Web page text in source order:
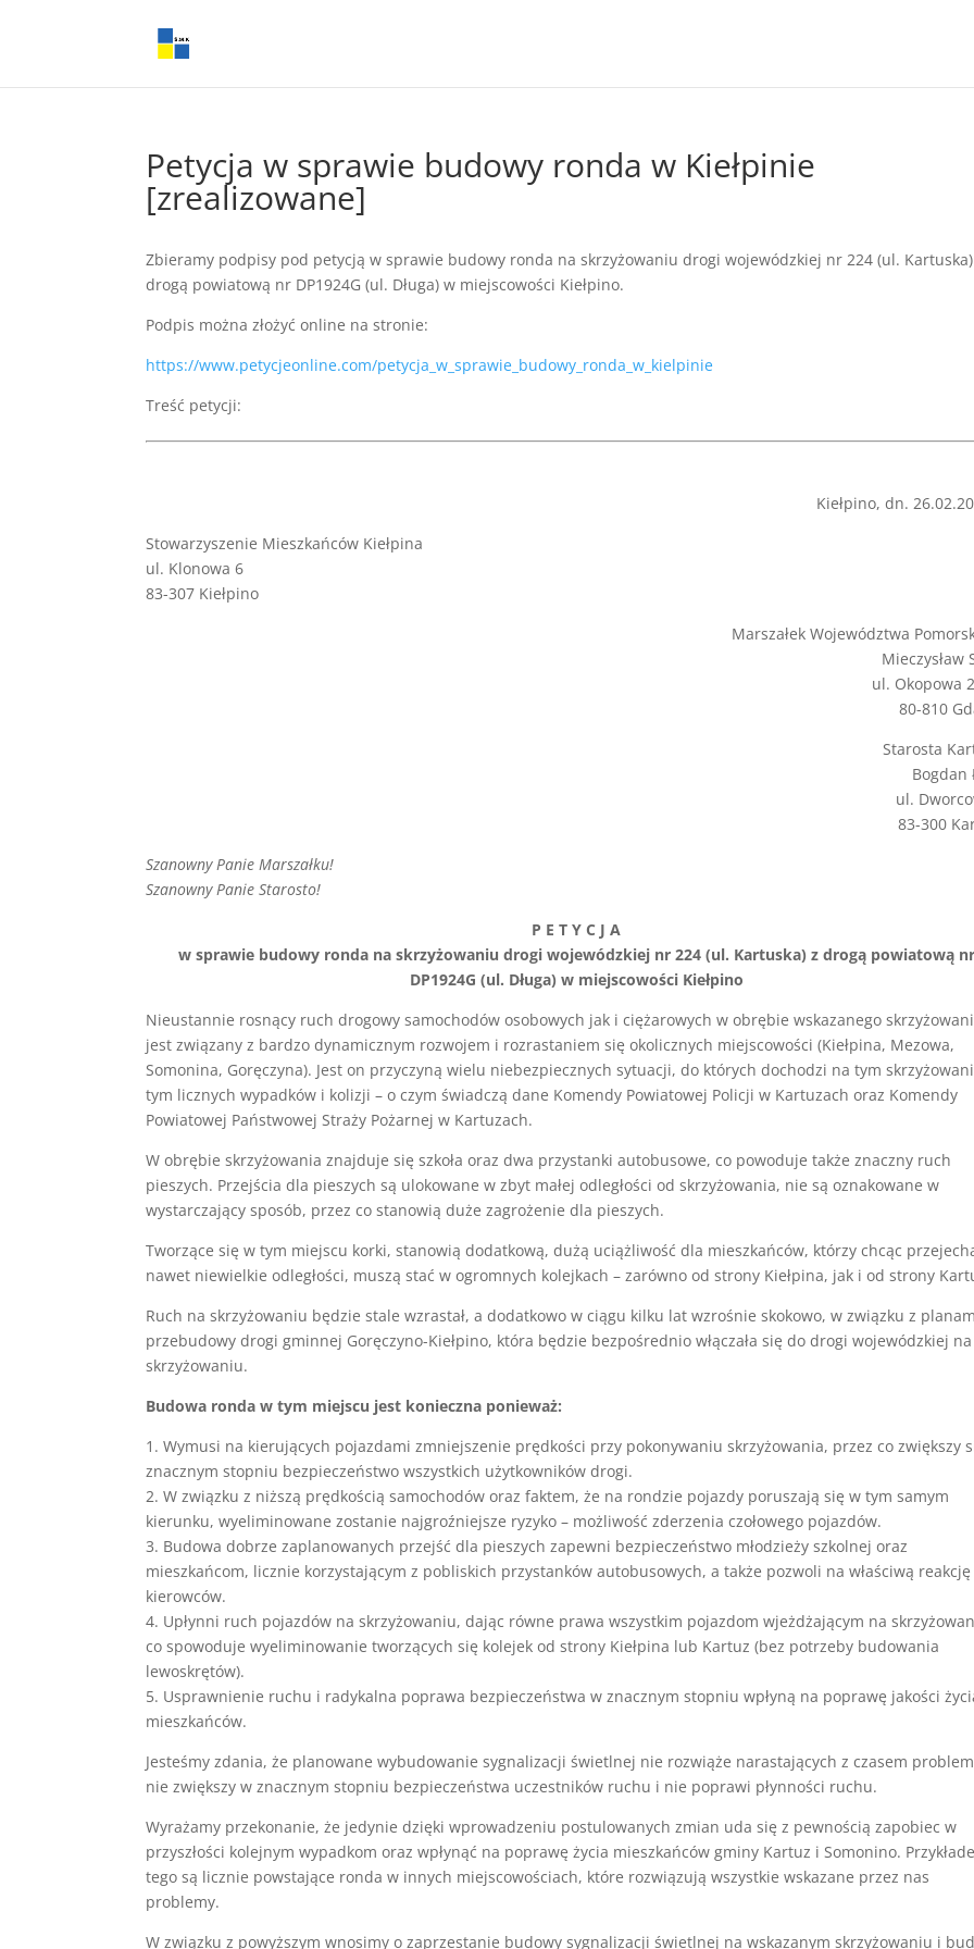
Petycja w sprawie budowy ronda w Kiełpinie
[zrealizowane]
Zbieramy podpisy pod petycją w sprawie budowy ronda na skrzyżowaniu drogi wojewódzkiej nr 224 (ul.
drogą powiatową nr DP1924G (ul. Długa) w miejscowości Kiełpino.
Podpis można złożyć online na stronie:
https://www.petycjeonline.com/petycja_w_sprawie_budowy_ronda_w_kielpinie
Treść petycji:
Kiełpino, dn.
Stowarzyszenie Mieszkańców Kiełpina
ul. Klonowa 6
83-307 Kiełpino
Marszałek Województwa
Mieczysław
ul. Okopowa
80-810
Starosta
Bogdan
ul.
83-300
Szanowny Panie Marszałku!
Szanowny Panie Starosto!
P E T Y C J A
w sprawie budowy ronda na skrzyżowaniu drogi wojewódzkiej nr 224 (ul. Kartuska) z drogą powiatową nr
DP1924G (ul. Długa) w miejscowości Kiełpino
Nieustannie rosnący ruch drogowy samochodów osobowych jak i ciężarowych w obrębie wskazanego
jest związany z bardzo dynamicznym rozwojem i rozrastaniem się okolicznych miejscowości (Kiełpina, Mezowa,
Somonina, Goręczyna). Jest on przyczyną wielu niebezpiecznych sytuacji, do których dochodzi na tym
tym licznych wypadków i kolizji – o czym świadczą dane Komendy Powiatowej Policji w Kartuzach oraz Komendy
Powiatowej Państwowej Straży Pożarnej w Kartuzach.
W obrębie skrzyżowania znajduje się szkoła oraz dwa przystanki autobusowe, co powoduje także znaczny ruch
pieszych. Przejścia dla pieszych są ulokowane w zbyt małej odległości od skrzyżowania, nie są oznakowane w
wystarczający sposób, przez co stanowią duże zagrożenie dla pieszych.
Tworzące się w tym miejscu korki, stanowią dodatkową, dużą uciążliwość dla mieszkańców, którzy chcąc
nawet niewielkie odległości, muszą stać w ogromnych kolejkach – zarówno od strony Kiełpina, jak i od strony
Ruch na skrzyżowaniu będzie stale wzrastał, a dodatkowo w ciągu kilku lat wzrośnie skokowo, w związku z
przebudowy drogi gminnej Goręczyno-Kiełpino, która będzie bezpośrednio włączała się do drogi wojewódzkiej
skrzyżowaniu.
Budowa ronda w tym miejscu jest konieczna ponieważ:
1. Wymusi na kierujących pojazdami zmniejszenie prędkości przy pokonywaniu skrzyżowania, przez co zwiększy
znacznym stopniu bezpieczeństwo wszystkich użytkowników drogi.
2. W związku z niższą prędkością samochodów oraz faktem, że na rondzie pojazdy poruszają się w tym samym
kierunku, wyeliminowane zostanie najgroźniejsze ryzyko – możliwość zderzenia czołowego pojazdów.
3. Budowa dobrze zaplanowanych przejść dla pieszych zapewni bezpieczeństwo młodzieży szkolnej oraz
mieszkańcom, licznie korzystającym z pobliskich przystanków autobusowych, a także pozwoli na właściwą reakcję
kierowców.
4. Upłynni ruch pojazdów na skrzyżowaniu, dając równe prawa wszystkim pojazdom wjeżdżającym na
co spowoduje wyeliminowanie tworzących się kolejek od strony Kiełpina lub Kartuz (bez potrzeby budowania
lewoskrętów).
5. Usprawnienie ruchu i radykalna poprawa bezpieczeństwa w znacznym stopniu wpłyną na poprawę jakości
mieszkańców.
Jesteśmy zdania, że planowane wybudowanie sygnalizacji świetlnej nie rozwiąże narastających z czasem
nie zwiększy w znacznym stopniu bezpieczeństwa uczestników ruchu i nie poprawi płynności ruchu.
Wyrażamy przekonanie, że jedynie dzięki wprowadzeniu postulowanych zmian uda się z pewnością zapobiec w
przyszłości kolejnym wypadkom oraz wpłynąć na poprawę życia mieszkańców gminy Kartuz i Somonino.
tego są licznie powstające ronda w innych miejscowościach, które rozwiązują wszystkie wskazane przez nas
problemy.
W związku z powyższym wnosimy o zaprzestanie budowy sygnalizacji świetlnej na wskazanym skrzyżowaniu i